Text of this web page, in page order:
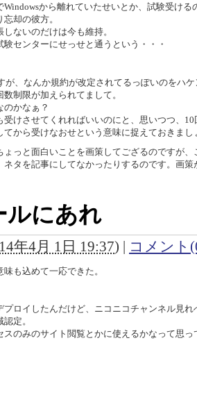
Windowsから離れていたせいとか、試験受け
却の彼方。
ないのだけは今も維持。
センターにせっせと通うという・・・
が、なんか規約が改定されてるっぽいのをハ
制限が加えられてまして。
のかなぁ？
受けさせてくれればいいのにと、思いつつ、
てから受けなおせという意味に捉えておきまし
ょっと面白いことを画策してござるのですが
ネタを記事にしてなかったりするのです。画
ルにあれ
年4月 1日 19:37) コメント
も込めて一応できた。
プロイしたんだけど、ニコニコチャンネル見れ
定。
スのみのサイト閲覧とかに使えるかなって思